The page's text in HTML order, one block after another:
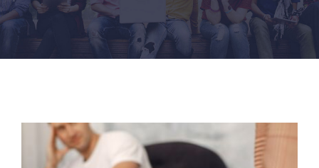
Alborán Editores
Conócenos